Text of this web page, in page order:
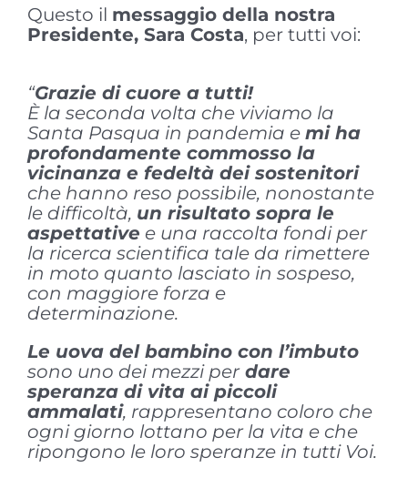
Questo il messaggio della nostra
Presidente, Sara Costa, per tutti voi:
“Grazie di cuore a tutti!
È la seconda volta che viviamo la
Santa Pasqua in pandemia e mi ha
profondamente commosso la
vicinanza e fedeltà dei sostenitori
che hanno reso possibile, nonostante
le difficoltà, un risultato sopra le
aspettative e una raccolta fondi per
la ricerca scientifica tale da rimettere
in moto quanto lasciato in sospeso,
con maggiore forza e
determinazione.
Le uova del bambino con l’imbuto
sono uno dei mezzi perdare
speranza di vita ai piccoli
ammalati, rappresentano coloro che
ogni giorno lottano per la vita e che
ripongono le loro speranze in tutti Voi.